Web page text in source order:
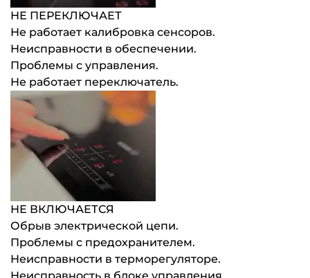
НЕ ПЕРЕКЛЮЧАЕТ
Не работает калибровка сенсоров.
Неисправности в обеспечении.
Проблемы с управления.
Не работает переключатель.
НЕ ВКЛЮЧАЕТСЯ
Обрыв электрической цепи.
Проблемы с предохранителем.
Неисправности в терморегуляторе.